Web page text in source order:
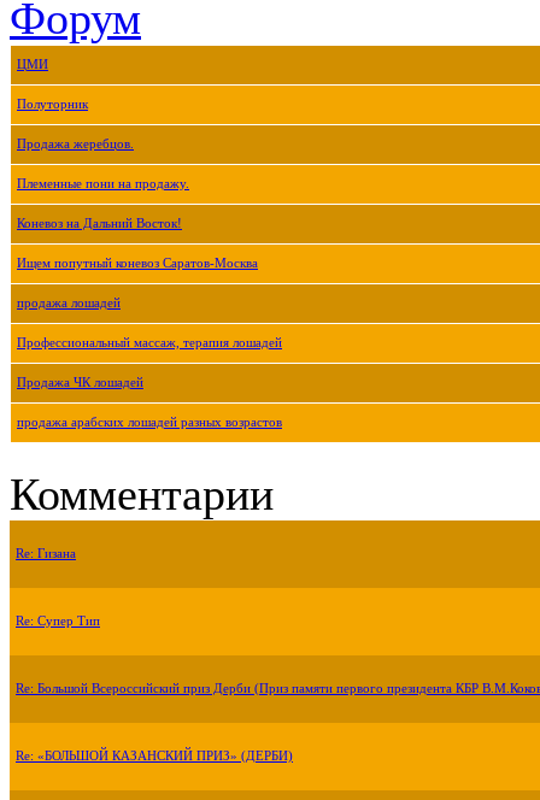
Форум
ЦМИ
Полуторник
Продажа жеребцов.
Племенные пони на продажу.
Коневоз на Дальний Восток!
Ищем попутный коневоз Саратов-Москва
продажа лошадей
Профессиональный массаж, терапия лошадей
Продажа ЧК лошадей
продажа арабских лошадей разных возрастов
Комментарии
Re: Гизана
Re: Супер Тип
Re: Большой Всероссийский приз Дерби (Приз памяти первого президента КБР
Re: «БОЛЬШОЙ КАЗАНСКИЙ ПРИЗ» (ДЕРБИ)